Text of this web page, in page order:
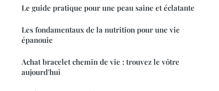
Le guide pratique pour une peau saine et éclatante
Les fondamentaux de la nutrition pour une vie
épanouie
Achat bracelet chemin de vie : trouvez le vôtre
aujourd'hui